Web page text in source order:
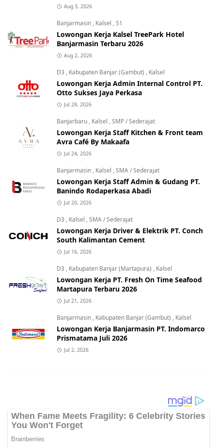
Aug 3, 2026
Banjarmasin , Kalsel ,S1
Lowongan Kerja Kalsel TreePark Hotel
Banjarmasin Terbaru 2026
Aug 2, 2026
D3 , Kabupaten Banjar (Gambut) , Kalsel
Lowongan Kerja Admin Internal Control PT.
Otto Sukses Jaya Perkasa
Jul 28, 2026
Banjarbaru , Kalsel ,SMP / Sederajat
Lowongan Kerja Staff Kitchen & Front team
Avra Café By Makaafa
Jul 24, 2026
Banjarmasin , Kalsel ,SMA / Sederajat
Lowongan Kerja Staff Admin & Gudang PT.
Banindo Rodaperkasa Abadi
Jul 20, 2026
D3 , Kalsel ,SMA / Sederajat
Lowongan Kerja Driver & Elektrik PT. Conch
South Kalimantan Cement
Jul 16, 2026
D3 , Kabupaten Banjar (Martapura) , Kalsel
Lowongan Kerja PT. Fresh On Time Seafood
Martapura Terbaru 2026
Jul 21, 2026
Banjarmasin , Kabupaten Banjar (Gambut) , Kalsel
Lowongan Kerja Banjarmasin PT. Indomarco
Prismatama Juli 2026
Jul 2, 2026